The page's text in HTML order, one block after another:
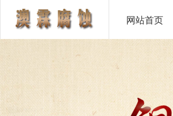
网站首页